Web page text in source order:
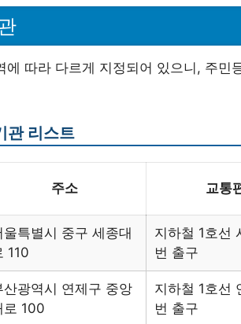
에 따라 다르게 지정되어 있으니, 주민
관 리스트
주소 교통
울특별시 중구 세종대
110
지하철 1호선
번 출구
산광역시 연제구 중앙
로 100
지하철 1호선
번 출구